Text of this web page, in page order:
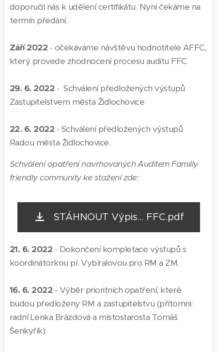
doporučil nás k udělení certifikátu. Nyní čekáme na
termín předání.
Září 2022 - očekáváme návštěvu hodnotitele AFFC,
který provede zhodnocení procesu auditu FFC
29. 6. 2022 - Schválení předložených výstupů
Zastupitelstvem města Židlochovice
22. 6. 2022 - Schválení předložených výstupů
Radou města Židlochovice.
Schválení opatření navrhovaných Auditem Familly
friendly community ke stažení zde:
STÁHNOUT Výpis... FFC.pdf
21. 6. 2022 - Dokončení kompletace výstupů s
koordinátorkou pí. Vybíralovou pro RM a ZM.
16. 6. 2022 - Výběr prioritních opatření, které
budou předloženy RM a zastupitelstvu (přítomni:
radní Lenka Brázdová a místostarosta Tomáš
Šenkyřík)